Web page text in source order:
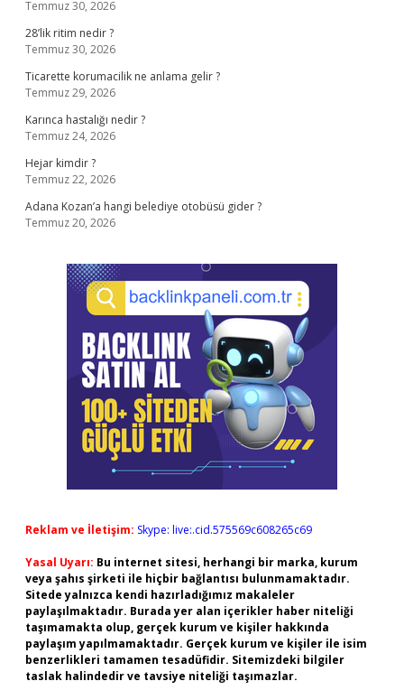
Temmuz 30, 2026
28’lik ritim nedir ?
Temmuz 30, 2026
Ticarette korumacilik ne anlama gelir ?
Temmuz 29, 2026
Karınca hastalığı nedir ?
Temmuz 24, 2026
Hejar kimdir ?
Temmuz 22, 2026
Adana Kozan’a hangi belediye otobüsü gider ?
Temmuz 20, 2026
Reklam ve İletişim: Skype: live:.cid.575569c608265c69
Yasal Uyarı: Bu internet sitesi, herhangi bir marka, kurum
veya şahıs şirketi ile hiçbir bağlantısı bulunmamaktadır.
Sitede yalnızca kendi hazırladığımız makaleler
paylaşılmaktadır. Burada yer alan içerikler haber niteliği
taşımamakta olup, gerçek kurum ve kişiler hakkında
paylaşım yapılmamaktadır. Gerçek kurum ve kişiler ile isim
benzerlikleri tamamen tesadüfidir. Sitemizdeki bilgiler
taslak halindedir ve tavsiye niteliği taşımazlar.